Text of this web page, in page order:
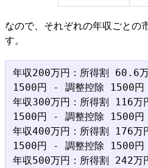
なので、それぞれの年収ごとの
す。
年収200万円：所得割 60.6
1500円 - 調整控除 1500
年収300万円：所得割 116
1500円 - 調整控除 1500
年収400万円：所得割 176
1500円 - 調整控除 1500
年収500万円：所得割 242